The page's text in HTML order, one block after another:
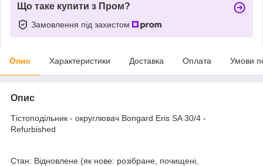
Що таке купити з Пром?
Замовлення під захистом
Опис Характеристики Доставка Оплата Умови
Опис
Тістоподільник - округлювач Bongard Eris SA 30/4 -
Refurbished
Стан: Відновлене (як нове: розібране, почищені,